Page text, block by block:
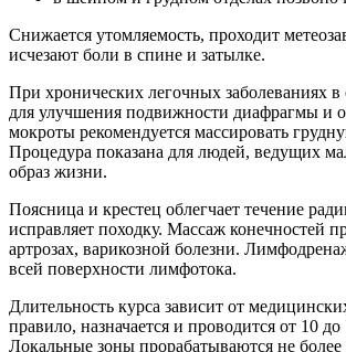
Снижается утомляемость, проходит
исчезают боли в спине и затылке.
При хронических легочных заболеваниях в
для улучшения подвижности диафрагмы и
мокроты рекомендуется массировать
Процедура показана для людей, ведущих
образ жизни.
Поясница и крестец облегчает течение
исправляет походку. Массаж конечностей
артрозах, варикозной болезни.
всей поверхности лимфотока.
Длительность курса зависит от
правило, назначается и проводится от 10 до
Локальные зоны прорабатываются не